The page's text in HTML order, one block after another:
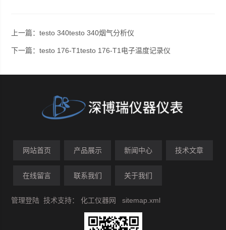
上一篇：testo 340testo 340烟气分析仪
下一篇：testo 176-T1testo 176-T1电子温度记录仪
网站首页 产品展示 新闻中心 技术文章
在线留言 联系我们 关于我们
管理登陆 技术支持：化工仪器网 sitemap.xml